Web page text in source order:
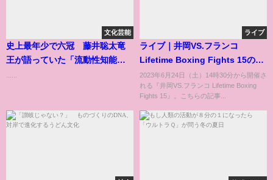
文化芸能
史上最年少で六冠 藤井聡太竜
王が語っていた「流動性知能の
ライブ
ライブ｜井岡VS.フランコ
Lifetime Boxing Fights 15のラ
イブ配信の視聴方法まとめ！配
信サイトや見逃し動画情報も紹
介
2023年6月24日（土）14時30分から開催さ
れる『井岡VS.フランコ Lifetime Boxing
Fights 15』。こちらの記事...